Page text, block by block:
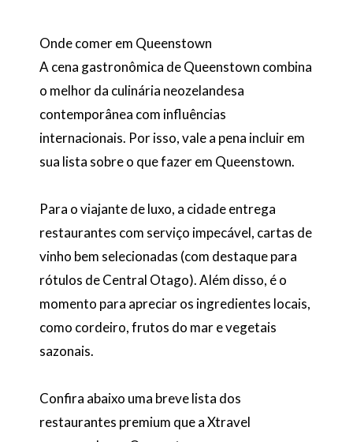
Onde comer em Queenstown
A cena gastronômica de Queenstown combina
o melhor da culinária neozelandesa
contemporânea com influências
internacionais. Por isso, vale a pena incluir em
sua lista sobre o que fazer em Queenstown.
Para o viajante de luxo, a cidade entrega
restaurantes com serviço impecável, cartas de
vinho bem selecionadas (com destaque para
rótulos de Central Otago). Além disso, é o
momento para apreciar os ingredientes locais,
como cordeiro, frutos do mar e vegetais
sazonais.
Confira abaixo uma breve lista dos
restaurantes premium que a Xtravel